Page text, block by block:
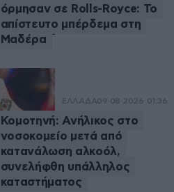
όρμησαν σε Rolls-Royce: Το
απίστευτο μπέρδεμα στη
Μαδέρα
ΕΛΛΑΔΑ09·08·2026 01:36
Κομοτηνή: Ανήλικος στο
νοσοκομείο μετά από
κατανάλωση αλκοόλ,
συνελήφθη υπάλληλος
καταστήματος